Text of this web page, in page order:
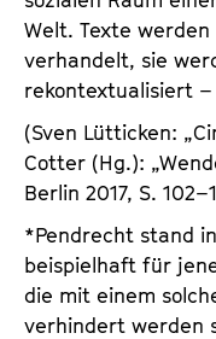
Welt. Texte
verhandelt, sie
rekontextualisiert
(Sven Lütticken:
Cotter (Hg.):
Berlin 2017, S.
*Pendrecht stand
beispielhaft für
die mit einem
verhindert werden